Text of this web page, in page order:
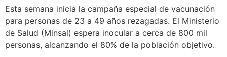
Esta semana inicia la campaña especial de vacunación
para personas de 23 a 49 años rezagadas. El Ministerio
de Salud (Minsal) espera inocular a cerca de 800 mil
personas, alcanzando el 80% de la población objetivo.